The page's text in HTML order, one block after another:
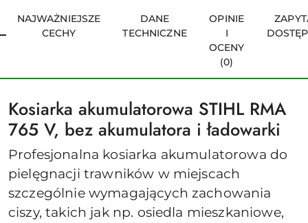
NAJWAŻNIEJSZE
CECHY
DANE
TECHNICZNE
OPINIE
I
OCENY
(0)
Kosiarka akumulatorowa STIHL RMA
765 V, bez akumulatora i ładowarki
Profesjonalna kosiarka akumulatorowa do
pielęgnacji trawników w miejscach
szczególnie wymagających zachowania
ciszy, takich jak np. osiedla mieszkaniowe,